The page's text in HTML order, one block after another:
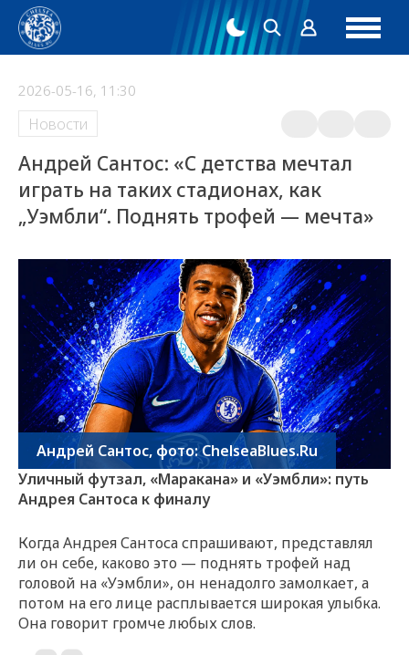
2026-05-16, 11:30
Новости
Андрей Сантос: «С детства мечтал
играть на таких стадионах, как
„Уэмбли“. Поднять трофей — мечта»
Андрей Сантос, фото: ChelseaBlues.Ru
Уличный футзал, «Маракана» и «Уэмбли»: путь
Андрея Сантоса к финалу
Когда Андрея Сантоса спрашивают, представлял
ли он себе, каково это — поднять трофей над
головой на «Уэмбли», он ненадолго замолкает, а
потом на его лице расплывается широкая улыбка.
Она говорит громче любых слов.